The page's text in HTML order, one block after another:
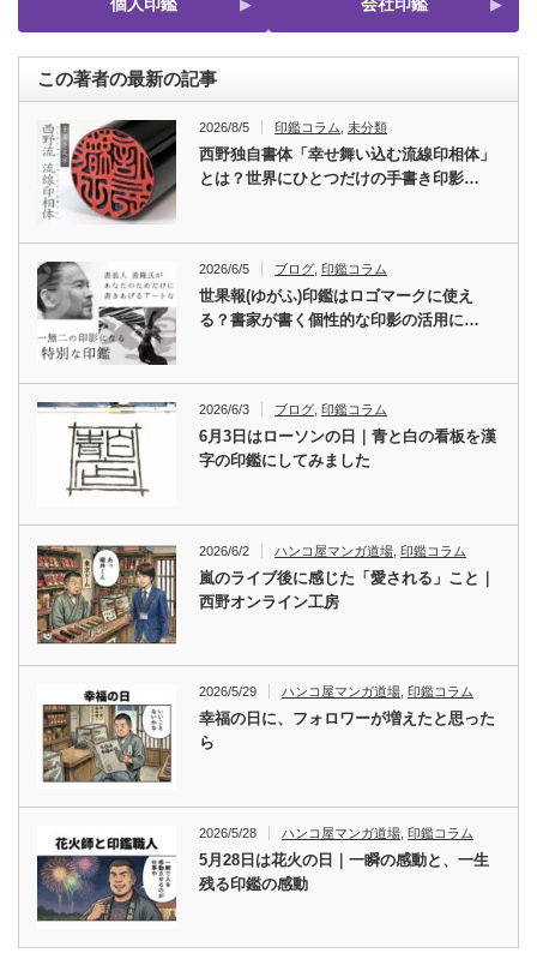
個人印鑑 会社印鑑
この著者の最新の記事
2026/8/5 印鑑コラム,未分類
西野独自書体「幸せ舞い込む流線印相体」
とは？世界にひとつだけの手書き印影…
2026/6/5 ブログ ,印鑑コラム
世果報(ゆがふ)印鑑はロゴマークに使え
る？書家が書く個性的な印影の活用に…
2026/6/3 ブログ 印鑑コラム
6月3日はローソンの日｜青と白の看板を漢
字の印鑑にしてみました
2026/6/2 ハンコ屋マンガ道場 ,印鑑コラム
嵐のライブ後に感じた「愛される」こと｜
西野オンライン工房
2026/5/29 ハンコ屋マンガ道場 印鑑コラム
幸福の日に、フォロワーが増えたと思った
ら
2026/5/28 ハンコ屋マンガ道場 ,印鑑コラム
5月28日は花火の日｜一瞬の感動と、一生
残る印鑑の感動